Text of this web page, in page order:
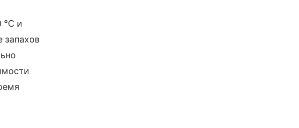
и
запахов